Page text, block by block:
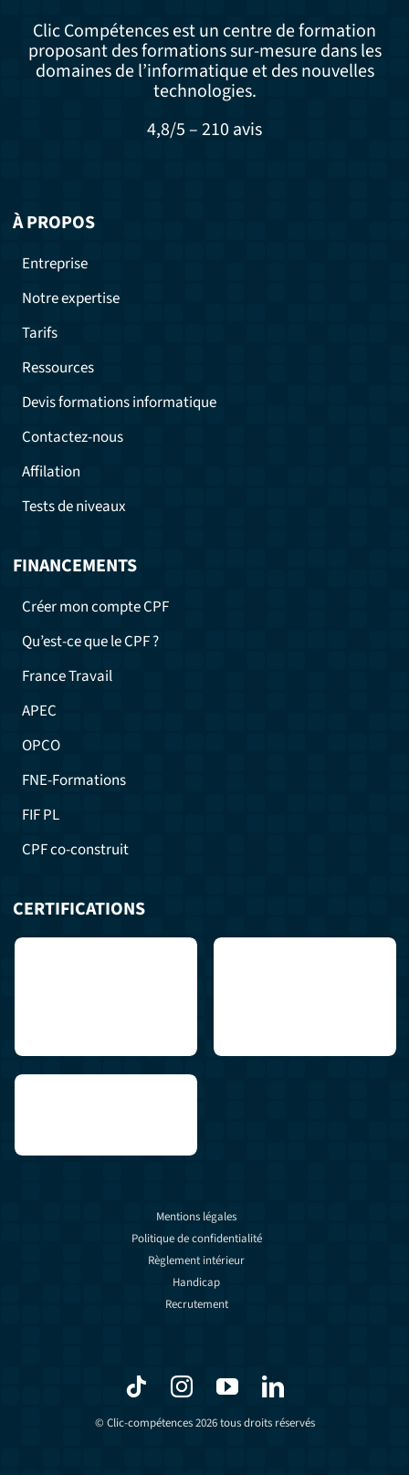
Clic Compétences est un centre de formation
proposant des formations sur-mesure dans les
domaines de l’informatique et des nouvelles
technologies.
4,8/5 – 210 avis
À PROPOS
Entreprise
Notre expertise
Tarifs
Ressources
Devis formations informatique
Contactez-nous
Affilation
Tests de niveaux
CERTIFICATIONS
FINANCEMENTS
Créer mon compte CPF
Qu’est-ce que le CPF ?
France Travail
APEC
OPCO
FNE-Formations
FIF PL
CPF co-construit
© Clic-compétences 2026 tous droits réservés
Mentions légales
Politique de confidentialité
Règlement intérieur
Handicap
Recrutement